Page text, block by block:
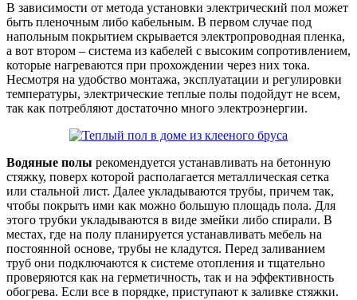
В зависимости от метода установки электрический пол может
быть пленочным либо кабельным. В первом случае под
напольным покрытием скрывается электропроводная пленка,
а вот втором – система из кабелей с высоким сопротивлением,
которые нагреваются при прохождении через них тока.
Несмотря на удобство монтажа, эксплуатации и регулировки
температуры, электрические теплые полы подойдут не всем,
так как потребляют достаточно много электроэнергии.
Водяные полы рекомендуется устанавливать на бетонную
стяжку, поверх которой располагается металлическая сетка
или стальной лист. Далее укладываются трубы, причем так,
чтобы покрыть ими как можно большую площадь пола. Для
этого трубки укладываются в виде змейки либо спирали. В
местах, где на полу планируется устанавливать мебель на
постоянной основе, трубы не кладутся. Перед заливанием
труб они подключаются к системе отопления и тщательно
проверяются как на герметичность, так и на эффективность
обогрева. Если все в порядке, приступают к заливке стяжки.